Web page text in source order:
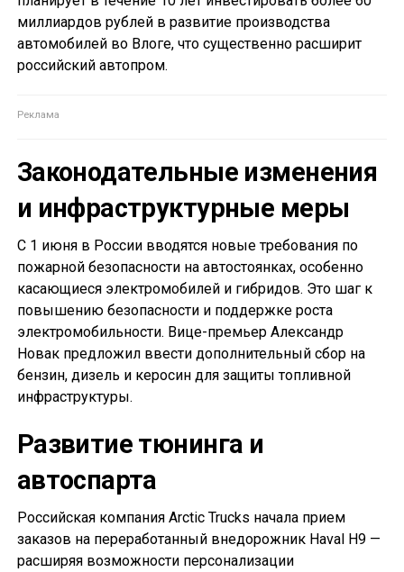
миллиардов рублей в развитие производства
автомобилей во Влоге, что существенно расширит
российский автопром.
Законодательные изменения
и инфраструктурные меры
С 1 июня в России вводятся новые требования по
пожарной безопасности на автостоянках, особенно
касающиеся электромобилей и гибридов. Это шаг к
повышению безопасности и поддержке роста
электромобильности. Вице-премьер Александр
Новак предложил ввести дополнительный сбор на
бензин, дизель и керосин для защиты топливной
инфраструктуры.
Развитие тюнинга и
автоспарта
Российская компания Arctic Trucks начала прием
заказов на переработанный внедорожник Haval H9 —
расширяя возможности персонализации